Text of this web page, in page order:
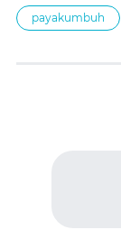
payakumbuh